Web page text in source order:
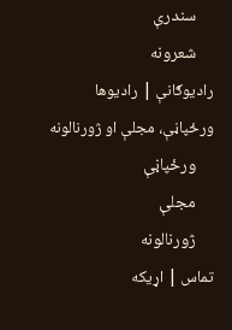
سندرې
شعرونه
رادیوګانې | رادیوها
ورځپاڼې، مجلې او ژورنالونه
ورځپاڼې
مجلې
ژورنالونه
تماس | اړیکه